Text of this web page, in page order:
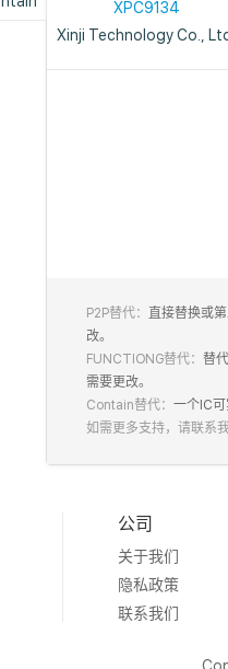
XPC9134
Xinji Technology Co.,
P2P替代：
直接替换或
改。
FUNCTIONG替代： 替
需要更改。
Contain替代： 一个IC可
如需更多支持，请联系我
公司
关于我们
隐私政策
联系我们